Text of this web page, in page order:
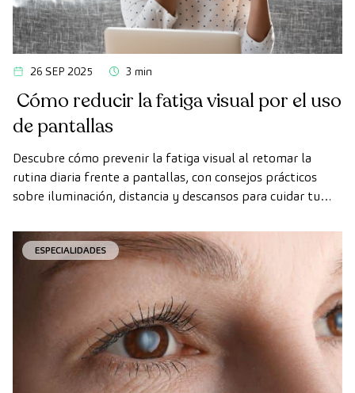
26 SEP 2025 3 min
Cómo reducir la fatiga visual por el uso
de pantallas
Descubre cómo prevenir la fatiga visual al retomar la
rutina diaria frente a pantallas, con consejos prácticos
sobre iluminación, distancia y descansos para cuidar tu
ESPECIALIDADES